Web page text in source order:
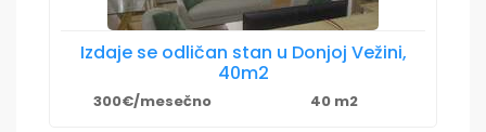
Izdaje se odličan stan u Donjoj Vežini,
40m2
300€/mesečno 40 m2